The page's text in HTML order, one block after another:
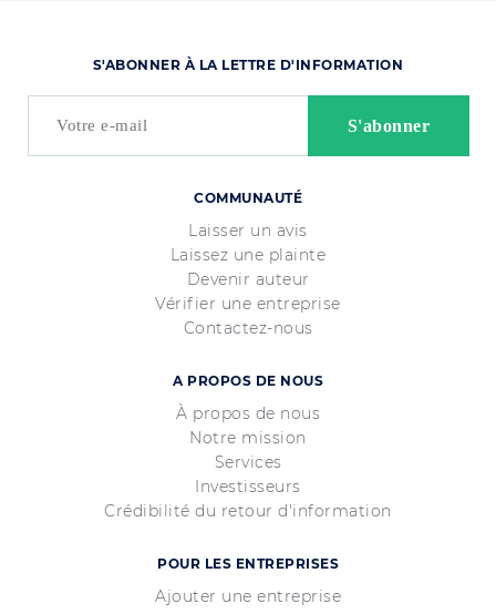
COMMUNAUTÉ
Laisser un avis
Laissez une plainte
Devenir auteur
Vérifier une entreprise
Contactez-nous
A PROPOS DE NOUS
À propos de nous
Notre mission
Services
Investisseurs
Crédibilité du retour d'information
POUR LES ENTREPRISES
Ajouter une entreprise
S'ABONNER À LA LETTRE D'INFORMATION